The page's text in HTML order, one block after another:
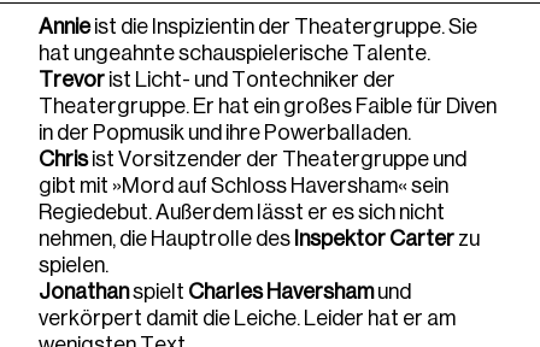
Annieist die Inspizientin der Theatergruppe. Sie
hat ungeahnte schauspielerische Talente.
Trevor ist Licht- und Tontechniker der
Theatergruppe. Er hat ein großes Faible für Diven
in der Popmusik und ihre Powerballaden.
Chrisist Vorsitzender der Theatergruppe und
gibt mit »Mord auf Schloss Haversham« sein
Regiedebut. Außerdem lässt er es sich nicht
nehmen, die Hauptrolle des Inspektor Carter zu
spielen.
Jonathanspielt Charles Havershamund
verkörpert damit die Leiche. Leider hat er am